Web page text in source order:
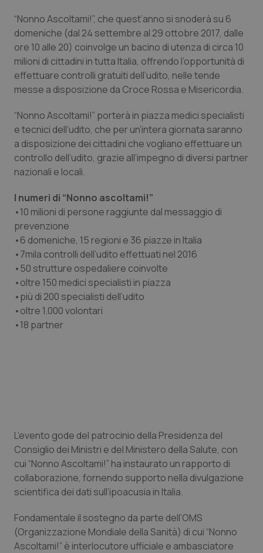
Calabria
Campania
Emilia-Romagna
Lazio
Liguria
Lombardia
Marche
Molise
Piemonte
Provincia Autonoma di Bolzano
Sicilia
Toscana
Valle D’Aosta
Asma & BPCO
Car-T
Colesterolo & coronaropatie
Diabete & glucometri
Disturbi dell’umore
Dolore
Donna & Salute
Epatiti
HIV
Infezioni & Febbre
Neuroscienze & patologie neurodegenerative
Obesità
Oncodermatologia
“Nonno Ascoltami!”, che quest’anno si snoderà su 6
domeniche (dal 24 settembre al 29 ottobre 2017, dalle
ore 10 alle 20) coinvolge un bacino di utenza di circa 10
milioni di cittadini in tutta Italia, offrendo l’opportunità di
effettuare controlli gratuiti dell’udito, nelle tende
messe a disposizione da Croce Rossa e Misericordia.
“Nonno Ascoltami!” porterà in piazza medici specialisti
e tecnici dell’udito, che per un’intera giornata saranno
a disposizione dei cittadini che vogliano effettuare un
controllo dell’udito, grazie all’impegno di diversi partner
nazionali e locali.
I numeri di “Nonno ascoltami!”
•​10 milioni di persone raggiunte dal messaggio di
prevenzione
•​6 domeniche, 15 regioni e 36 piazze in Italia
•​7mila controlli dell’udito effettuati nel 2016
•​50 strutture ospedaliere coinvolte
•​oltre 150 medici specialisti in piazza
•​più di 200 specialisti dell’udito
•​oltre 1.000 volontari
•​18 partner
L’evento gode del patrocinio della Presidenza del
Consiglio dei Ministri e del Ministero della Salute, con
cui “Nonno Ascoltami!” ha instaurato un rapporto di
collaborazione, fornendo supporto nella divulgazione
scientifica dei dati sull’ipoacusia in Italia.
Fondamentale il sostegno da parte dell’OMS
(Organizzazione Mondiale della Sanità) di cui “Nonno
Ascoltami!” è interlocutore ufficiale e ambasciatore